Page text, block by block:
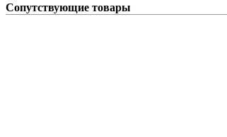
Сопутствующие товары